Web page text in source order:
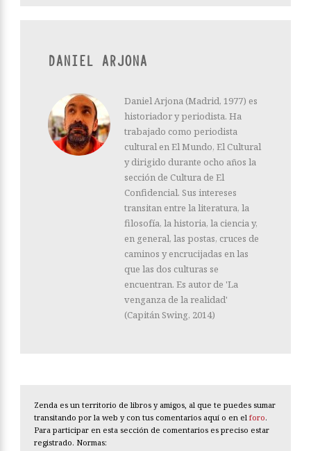
DANIEL ARJONA
Daniel Arjona (Madrid, 1977) es
historiador y periodista. Ha
trabajado como periodista
cultural en El Mundo, El Cultural
y dirigido durante ocho años la
sección de Cultura de El
Confidencial. Sus intereses
transitan entre la literatura, la
filosofía, la historia, la ciencia y,
en general, las postas, cruces de
caminos y encrucijadas en las
que las dos culturas se
encuentran. Es autor de 'La
venganza de la realidad'
(Capitán Swing, 2014)
Zenda es un territorio de libros y amigos, al que te puedes sumar
transitando por la web y con tus comentarios aquí o en el foro.
Para participar en esta sección de comentarios es preciso estar
registrado. Normas: